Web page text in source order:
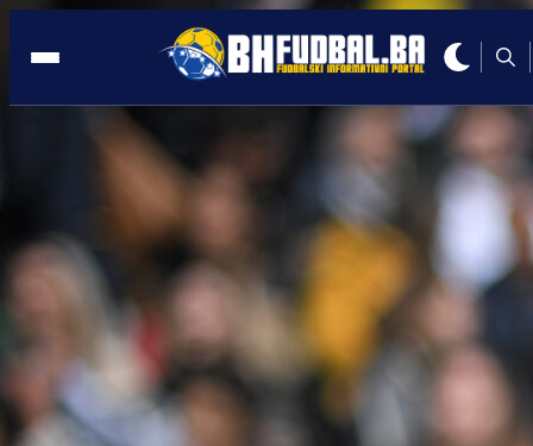
HRVATSKA
18:11, 13.06.2025
Hajduk dobio KONAČNO novog trenera